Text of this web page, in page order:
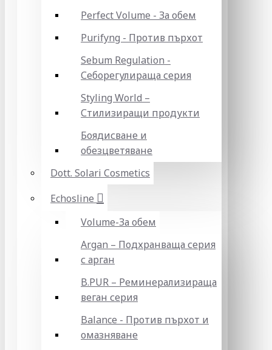
Perfect Volume - За обем
Purifyng - Против пърхот
Sebum Regulation -
Себорегулираща серия
Styling World –
Стилизиращи продукти
Боядисване и
обезцветяване
Dott. Solari Cosmetics
Echosline
Volume-За обем
Argan – Подхранваща серия
с арган
B.PUR – Реминерализираща
веган серия
Balance - Против пърхот и
омазняване